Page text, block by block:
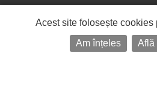
Acest site folosește cookies
Am înțeles
Află